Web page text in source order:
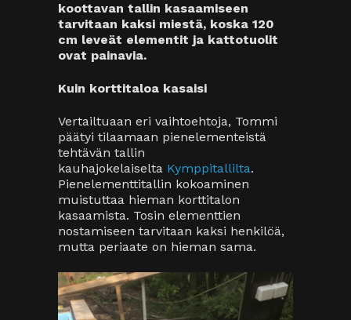
koottavan tallin kasaamiseen
tarvitaan kaksi miestä, koska 120
cm leveät elementit ja kattotuolit
ovat painavia.
Kuin korttitaloa kasaisi
Vertailtuaan eri vaihtoehtoja, Tommi
päätyi tilaamaan pienelementeistä
tehtävän tallin
kauhajokelaiselta Kymppitallilta.
Pienelementtitallin kokoaminen
muistuttaa hieman korttitalon
kasaamista. Tosin elementtien
nostamiseen tarvitaan kaksi henkilöä,
mutta periaate on hieman sama.